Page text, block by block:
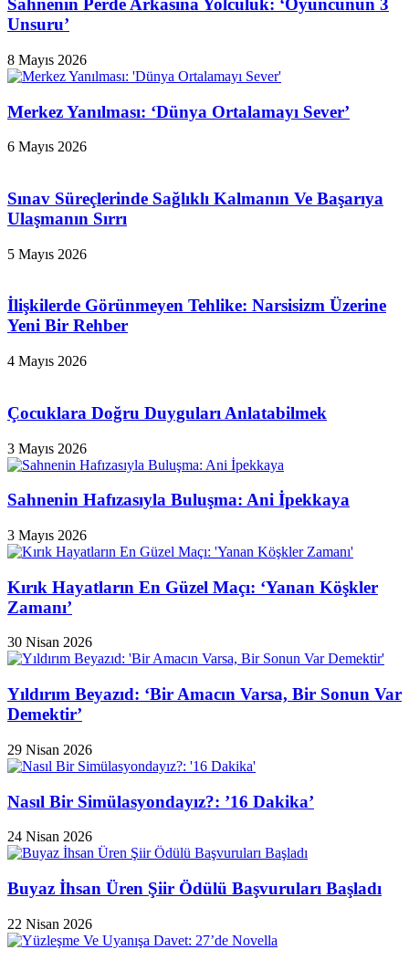
Sahnenin Perde Arkasına Yolculuk: ‘Oyuncunun 3
Unsuru’
8 Mayıs 2026
Merkez Yanılması: ‘Dünya Ortalamayı Sever’
6 Mayıs 2026
Sınav Süreçlerinde Sağlıklı Kalmanın Ve Başarıya
Ulaşmanın Sırrı
5 Mayıs 2026
İlişkilerde Görünmeyen Tehlike: Narsisizm Üzerine
Yeni Bir Rehber
4 Mayıs 2026
Çocuklara Doğru Duyguları Anlatabilmek
3 Mayıs 2026
Sahnenin Hafızasıyla Buluşma: Ani İpekkaya
3 Mayıs 2026
Kırık Hayatların En Güzel Maçı: ‘Yanan Köşkler
Zamanı’
30 Nisan 2026
Yıldırım Beyazıd: ‘Bir Amacın Varsa, Bir Sonun Var
Demektir’
29 Nisan 2026
Nasıl Bir Simülasyondayız?: ’16 Dakika’
24 Nisan 2026
Buyaz İhsan Üren Şiir Ödülü Başvuruları Başladı
22 Nisan 2026